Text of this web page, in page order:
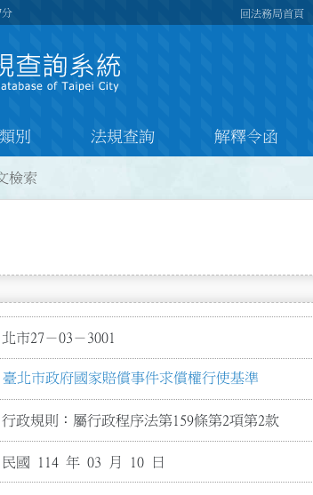
分 回法務局首頁
別 法規查詢 解釋令函
檢索
北市27－03－3001
臺北市政府國家賠償事件求償權行使基準
行政規則：屬行政程序法第159條第2項第2款
民國 114 年 03 月 10 日